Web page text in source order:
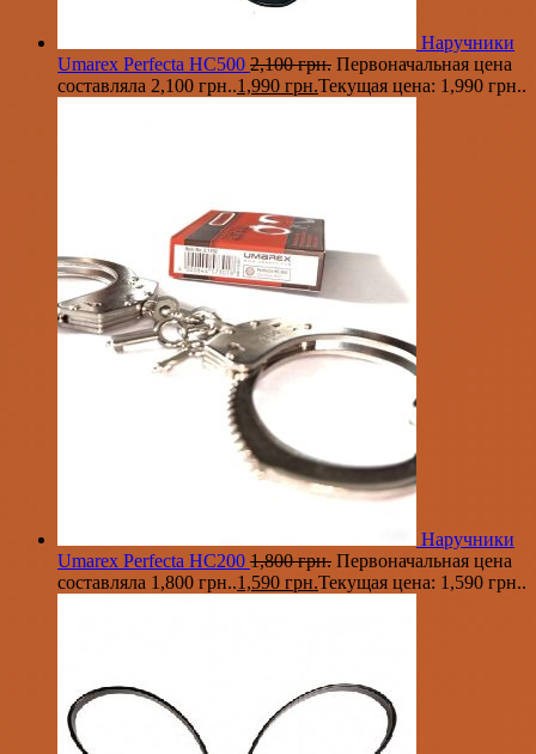
Наручники
Umarex Perfecta HC500 2,100грн. Первоначальная цена
составляла 2,100 грн..1,990 грн.Текущая цена: 1,990 грн..
Наручники
Umarex Perfecta HC200 1,800грн. Первоначальная цена
составляла 1,800 грн..1,590 грн.Текущая цена: 1,590 грн..